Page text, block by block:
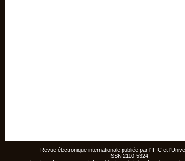
Revue électronique internationale publiée par l'IFIC et
ISSN 2110-5324.